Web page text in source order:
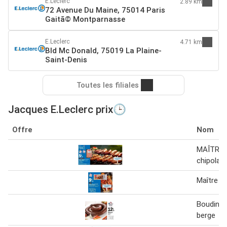
72 Avenue Du Maine, 75014 Paris
Gaitã© Montparnasse
2.89 km
E.Leclerc
Bld Mc Donald, 75019 La Plaine-
Saint-Denis
4.71 km
Toutes les filiales
Jacques E.Leclerc prix🕒
Offre Nom
MAÎTRE
Maître
Boudin
berge